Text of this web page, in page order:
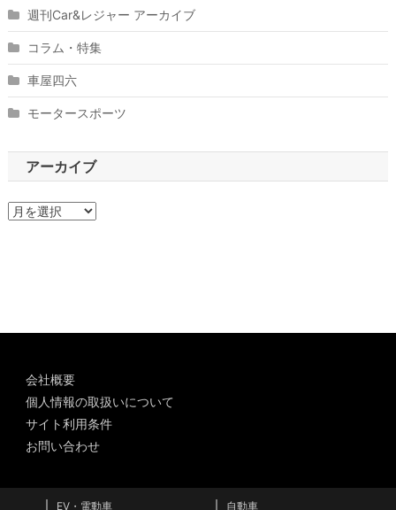
週刊Car&レジャー アーカイブ
コラム・特集
車屋四六
モータースポーツ
アーカイブ
ア
会社概要
個人情報の取扱いについて
サイト利用条件
お問い合わせ
EV・電動車 自動車